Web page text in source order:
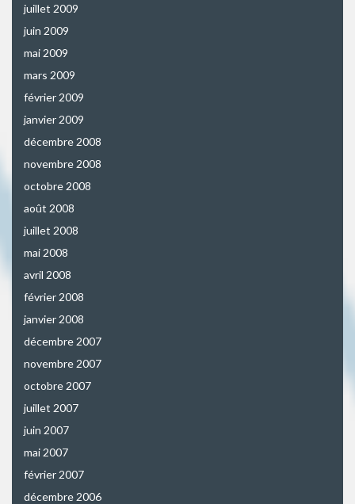
juillet 2009
juin 2009
mai 2009
mars 2009
février 2009
janvier 2009
décembre 2008
novembre 2008
octobre 2008
août 2008
juillet 2008
mai 2008
avril 2008
février 2008
janvier 2008
décembre 2007
novembre 2007
octobre 2007
juillet 2007
juin 2007
mai 2007
février 2007
décembre 2006